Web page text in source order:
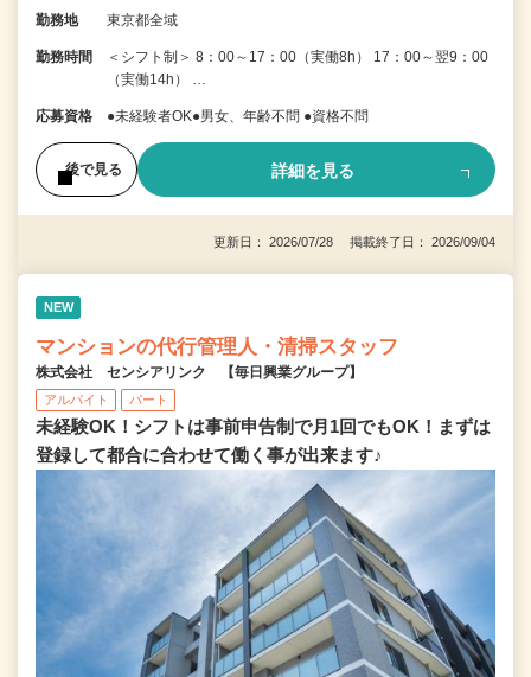
勤務地 東京都全域
勤務時間
＜シフト制＞ 8：00～17：00（実働8h） 17：00～翌9：00
（実働14h） …
応募資格 ●未経験者OK●男女、年齢不問 ●資格不問
後で見る 詳細を見る
更新日： 2026/07/28 掲載終了日： 2026/09/04
NEW
マンションの代行管理人・清掃スタッフ
株式会社 センシアリンク 【毎日興業グループ】
アルバイト パート
未経験OK！シフトは事前申告制で月1回でもOK！まずは
登録して都合に合わせて働く事が出来ます♪